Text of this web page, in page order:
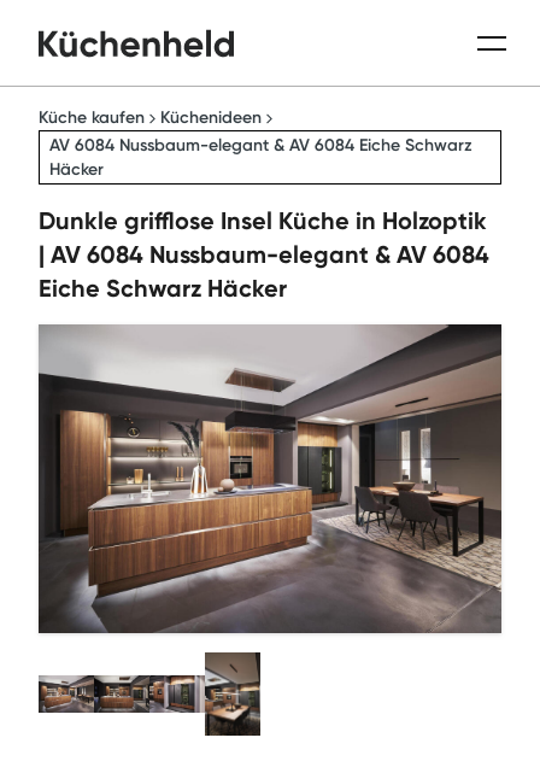
Küche kaufen
Küchenideen
AV 6084 Nussbaum-elegant & AV 6084 Eiche Schwarz
Häcker
Dunkle grifflose Insel Küche in Holzoptik
| AV 6084 Nussbaum-elegant & AV 6084
Eiche Schwarz Häcker